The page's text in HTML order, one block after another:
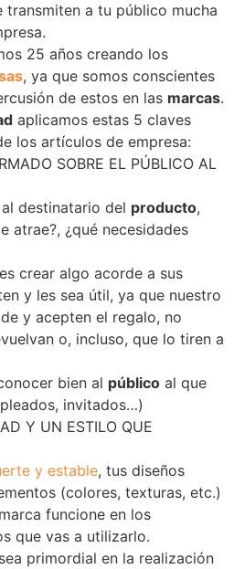
a tu público mucha
25 años creando los
, ya que somos conscientes
de estos en las marcas.
aplicamos estas 5 claves
los artículos de empresa:
SOBRE EL PÚBLICO AL
destinatario del producto,
atrae?, ¿qué necesidades
crear algo acorde a sus
y les sea útil, ya que nuestro
y acepten el regalo, no
o, incluso, que lo tiren a
bien al público al que
invitados…)
Y UN ESTILO QUE
y estable, tus diseños
(colores, texturas, etc.)
funcione en los
que vas a utilizarlo.
sea primordial en la realización